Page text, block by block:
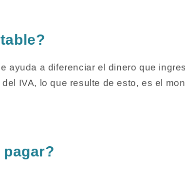
ayuda a diferenciar el dinero que
IVA, lo que resulte de esto, es el
pagar?